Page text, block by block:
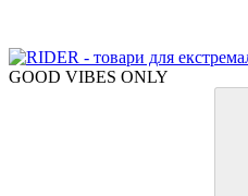
GOOD VIBES ONLY